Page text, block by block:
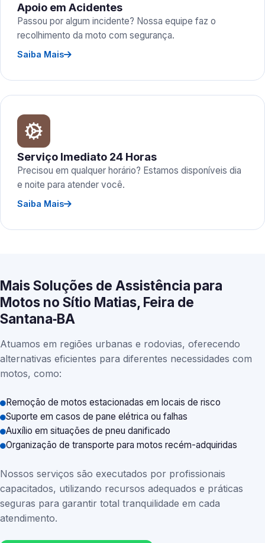
Apoio em Acidentes
Passou por algum incidente? Nossa equipe faz o
recolhimento da moto com segurança.
Saiba Mais
Serviço Imediato 24 Horas
Precisou em qualquer horário? Estamos disponíveis dia
e noite para atender você.
Saiba Mais
Mais Soluções de Assistência para
Motos no Sítio Matias, Feira de
Santana‑BA
Atuamos em regiões urbanas e rodovias, oferecendo
alternativas eficientes para diferentes necessidades com
motos, como:
Remoção de motos estacionadas em locais de risco
Suporte em casos de pane elétrica ou falhas
Auxílio em situações de pneu danificado
Organização de transporte para motos recém-adquiridas
Nossos serviços são executados por profissionais
capacitados, utilizando recursos adequados e práticas
seguras para garantir total tranquilidade em cada
atendimento.